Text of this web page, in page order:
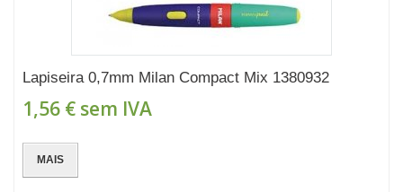
Lapiseira 0,7mm Milan Compact Mix 1380932
1,56 € sem IVA
MAIS